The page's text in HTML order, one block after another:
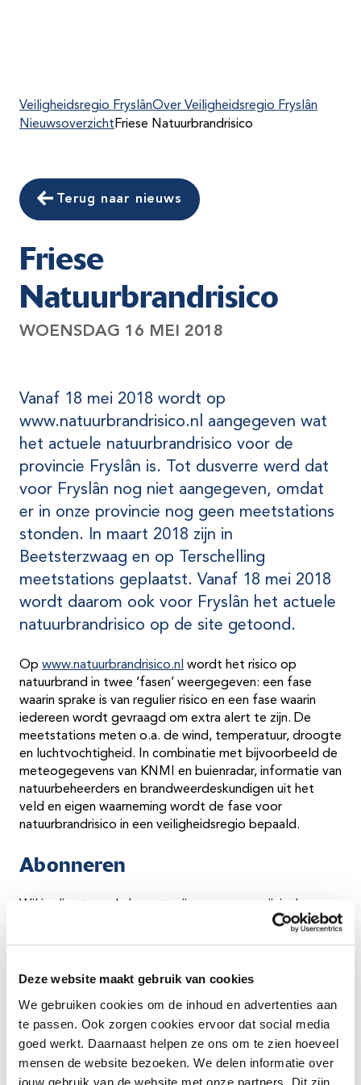
Deze website maakt gebruik van cookies
We gebruiken cookies om de inhoud en advertenties aan
te passen. Ook zorgen cookies ervoor dat social media
goed werkt. Daarnaast helpen ze ons om te zien hoeveel
mensen de website bezoeken. We delen informatie over
jouw gebruik van de website met onze partners. Dit zijn
Veiligheidsregio FryslânOver Veiligheidsregio Fryslân
Nieuwsoverzicht Friese Natuurbrandrisico
Terug naar nieuws
Friese
Natuurbrandrisico
WOENSDAG 16 MEI 2018
Vanaf 18 mei 2018 wordt op
www.natuurbrandrisico.nl aangegeven wat
het actuele natuurbrandrisico voor de
provincie Fryslân is. Tot dusverre werd dat
voor Fryslân nog niet aangegeven, omdat
er in onze provincie nog geen meetstations
stonden. In maart 2018 zijn in
Beetsterzwaag en op Terschelling
meetstations geplaatst. Vanaf 18 mei 2018
wordt daarom ook voor Fryslân het actuele
natuurbrandrisico op de site getoond.
Op www.natuurbrandrisico.nl wordt het risico op
natuurbrand in twee ‘fasen’ weergegeven: een fase
waarin sprake is van regulier risico en een fase waarin
iedereen wordt gevraagd om extra alert te zijn. De
meetstations meten o.a. de wind, temperatuur, droogte
en luchtvochtigheid. In combinatie met bijvoorbeeld de
meteogegevens van KNMI en buienradar, informatie van
natuurbeheerders en brandweerdeskundigen uit het
veld en eigen waarneming wordt de fase voor
natuurbrandrisico in een veiligheidsregio bepaald.
Abonneren
Wil je direct op de hoogte zijn van een gewijzigd
natuurbrandrisico in Fryslân? Abonneer je dan op
Natuurbrand voorkomen
Bijna alle natuurbranden ontstaan door menselijk
gedrag. Eén nonchalant weggegooide sigarettenpeuk